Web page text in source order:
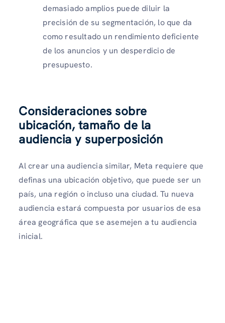
demasiado amplios puede diluir la
precisión de su segmentación, lo que da
como resultado un rendimiento deficiente
de los anuncios y un desperdicio de
presupuesto.
Consideraciones sobre
ubicación, tamaño de la
audiencia y superposición
Al crear una audiencia similar, Meta requiere que
definas una ubicación objetivo, que puede ser un
país, una región o incluso una ciudad. Tu nueva
audiencia estará compuesta por usuarios de esa
área geográfica que se asemejen a tu audiencia
inicial.